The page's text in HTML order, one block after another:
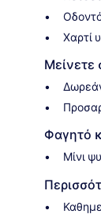
Χαρτί
Μείνετε
Φαγητό
Μίνι